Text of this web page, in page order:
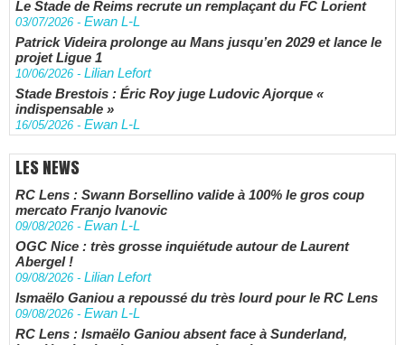
Le Stade de Reims recrute un remplaçant du FC Lorient
03/07/2026 - Ewan L-L
Patrick Videira prolonge au Mans jusqu’en 2029 et lance le
projet Ligue 1
10/06/2026 - Lilian Lefort
Stade Brestois : Éric Roy juge Ludovic Ajorque «
indispensable »
16/05/2026 - Ewan L-L
LES NEWS
RC Lens : Swann Borsellino valide à 100% le gros coup
mercato Franjo Ivanovic
09/08/2026 - Ewan L-L
OGC Nice : très grosse inquiétude autour de Laurent
Abergel !
09/08/2026 - Lilian Lefort
Ismaëlo Ganiou a repoussé du très lourd pour le RC Lens
09/08/2026 - Ewan L-L
RC Lens : Ismaëlo Ganiou absent face à Sunderland,